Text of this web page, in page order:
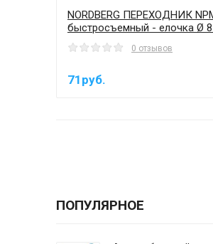
NORDBERG ПЕРЕХОДНИК
быстросъемный - елочка Ø
0 отзывов
71руб.
ПОПУЛЯРНОЕ